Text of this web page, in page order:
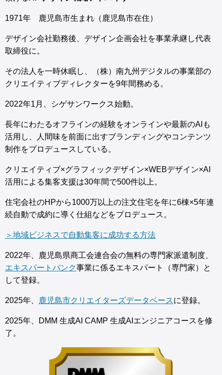
1971年 鹿児島市生まれ（鹿児島市在住）
デザイン会社勤務後、デザイン企画会社を事業承継し代表
取締役に。
その法人を一時休眠し、（株）南九州デジタルの事業部の
クリエイティブディレクターを9年間務める。
2022年1月、シゲサンワークス始動。
長年にわたるオフラインの経験をオンラインや最新のAIも
活用し、人間味を前面に出すブランディングやコンテンツ
制作をプロデュースしている。
クリエイティブ×グラフィックデザイン×WEBデザイン×AI
活用による集客支援は30年間で500件以上。
住宅会社のHPから1000万以上の注文住宅を年に6棟×5年連
続自動で成約に導く仕組などをプロデュース。
＞地域ビジネスで自動集客に成功する方法
2022年、鹿児島県商工会連合会の無料の専門家派遣制度、
エキスパートバンク事業に係るエキスパート（専門家）と
して登録。
2025年、 鹿児島市クリエイターズデータベースに登録。
2025年、DMM 生成AI CAMP 生成AIエンジニアコースを修
了。